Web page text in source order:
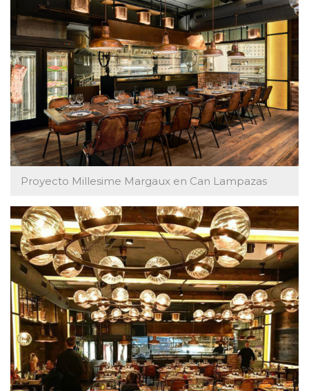
Proyecto Millesime Margaux en Can Lampazas